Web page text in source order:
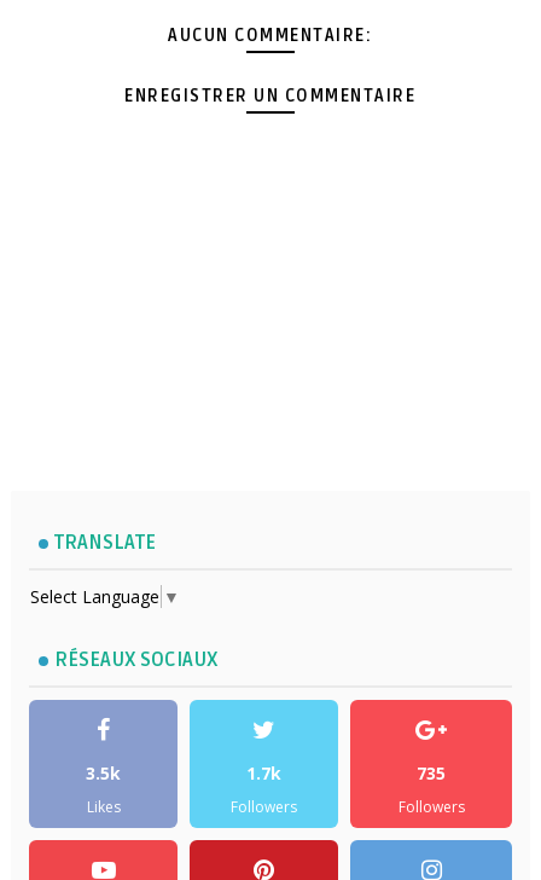
AUCUN COMMENTAIRE:
ENREGISTRER UN COMMENTAIRE
TRANSLATE
Select Language ▼
RÉSEAUX SOCIAUX
3.5k
Likes
1.7k
Followers
735
Followers